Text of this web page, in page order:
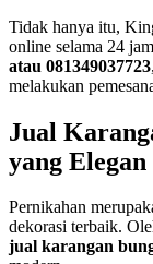
Tidak hanya itu,
online selama 24
atau 081349037723
melakukan
Jual
yang
Pernikahan
dekorasi terbaik.
jual karangan